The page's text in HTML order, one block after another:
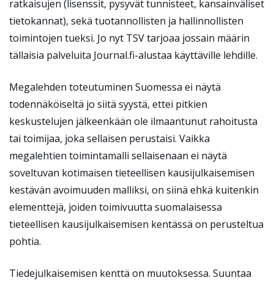
ratkaisujen (lisenssit, pysyvät tunnisteet, kansainväliset
tietokannat), sekä tuotannollisten ja hallinnollisten
toimintojen tueksi. Jo nyt TSV tarjoaa jossain määrin
tällaisia palveluita Journal.fi-alustaa käyttäville lehdille.
Megalehden toteutuminen Suomessa ei näytä
todennäköiseltä jo siitä syystä, ettei pitkien
keskustelujen jälkeenkään ole ilmaantunut rahoitusta
tai toimijaa, joka sellaisen perustaisi. Vaikka
megalehtien toimintamalli sellaisenaan ei näytä
soveltuvan kotimaisen tieteellisen kausijulkaisemisen
kestävän avoimuuden malliksi, on siinä ehkä kuitenkin
elementtejä, joiden toimivuutta suomalaisessa
tieteellisen kausijulkaisemisen kentässä on perusteltua
pohtia.
Tiedejulkaisemisen kenttä on muutoksessa. Suuntaa